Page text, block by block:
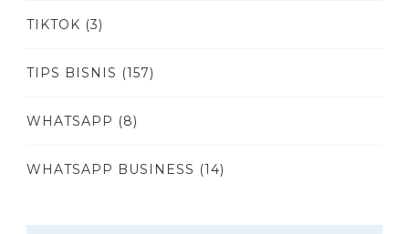
TIKTOK (3)
TIPS BISNIS (157)
WHATSAPP (8)
WHATSAPP BUSINESS (14)